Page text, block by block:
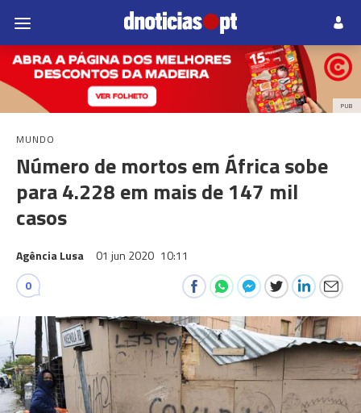
PUB
MUNDO
Número de mortos em África sobe
para 4.228 em mais de 147 mil
casos
Agência Lusa 01 jun 2020 10:11
0